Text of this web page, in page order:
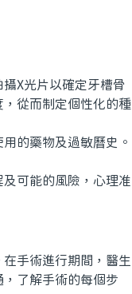
X光片以確定牙槽骨
從而制定個性化的種
的藥物及過敏曆史。
可能的風險，心理准
手術進行期間，醫生
了解手術的每個步